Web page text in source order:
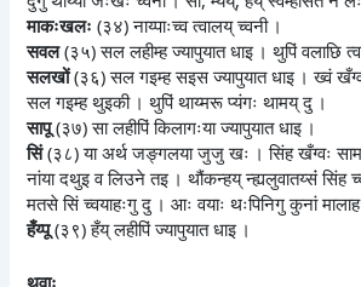
माकःखलः (३४) नाय्पाःच्व त्वालय् च्वनी ।
सवल(३५) सल लहीम्ह ज्यापुयात धाइ । थुपिं वलाछि
सलखों(३६) सल गइम्ह सइस ज्यापुयात धाइ । ख्वं
सल गइम्ह थुइकी । थुपिं थाय्मरू प्यंगः थामय् दु ।
सापू(३७) सा लहीपिं किलागःया ज्यापुयात धाइ ।
सिं(३८) या अर्थ जङ्गलया जुजु खः । सिंह खँग्वः
नांया दथुइ व लिउने तइ । थौंकन्हय् न्ह्यलुवातय्संं सिंह
मतसे सिं च्वयाहःगु दु । आः वयाः थःपिनिगु कुनां
हँय्पू(३९) हँय् लहीपिं ज्यापुयात धाइ ।